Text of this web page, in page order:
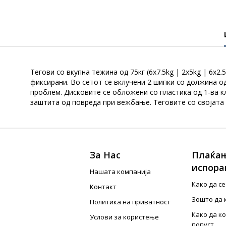
Tегови со вкупна тежина од 75кг (6x7.5kg | 2x5kg |
фиксирани. Во сетот се вклучени 2 шипки со должина
проблем. Дисковите се обложени со пластика од 1-ва
заштита од повреда при вежбање. Теговите со
За Нас
Нашата компанија
Контакт
Политика на приватност
Услови за користење
Како да
Зошто да
Како да